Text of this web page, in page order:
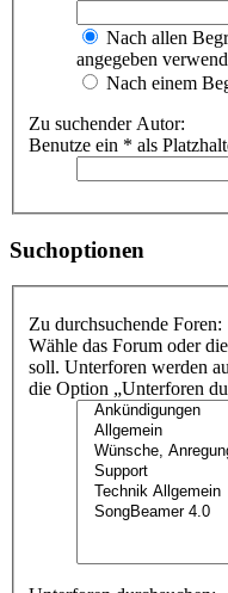
Nach allen
angegeben
Nach einem
Zu suchender Autor:
Benutze ein * als
Suchoptionen
Zu durchsuchende Foren:
Wähle das Forum oder
soll. Unterforen werden
die Option „Unterforen